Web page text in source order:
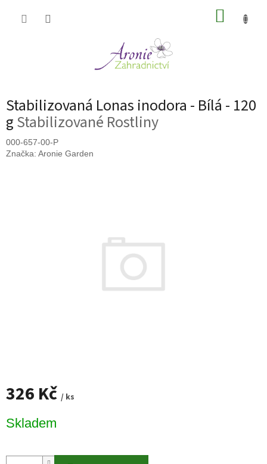
Stabilizovaná Lonas inodora - Bílá - 120
gStabilizované Rostliny
000-657-00-P
Značka: Aronie Garden
326 Kč / ks
cena:
Skladem